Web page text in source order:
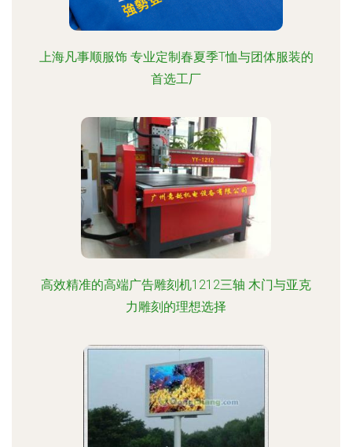
上海凡事顺服饰 专业定制春夏季T恤与团体服装的
首选工厂
高效精准的高端广告雕刻机1212三轴 木门与亚克
力雕刻的理想选择